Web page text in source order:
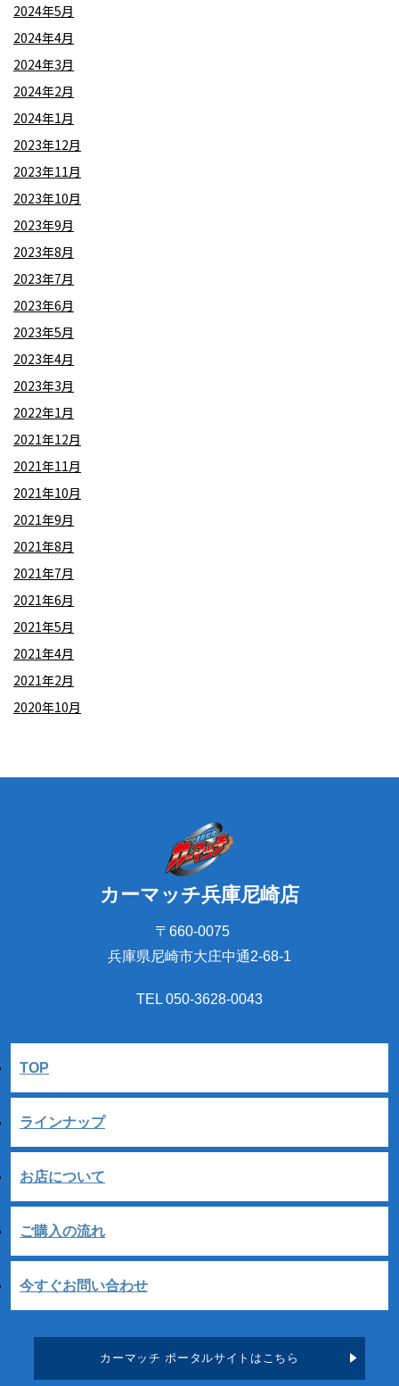
2024年5月
2024年4月
2024年3月
2024年2月
2024年1月
2023年12月
2023年11月
2023年10月
2023年9月
2023年8月
2023年7月
2023年6月
2023年5月
2023年4月
2023年3月
2022年1月
2021年12月
2021年11月
2021年10月
2021年9月
2021年8月
2021年7月
2021年6月
2021年5月
2021年4月
2021年2月
2020年10月
カーマッチ兵庫尼崎店
〒660-0075
兵庫県尼崎市大庄中通2-68-1
TEL 050-3628-0043
TOP
ラインナップ
お店について
ご購入の流れ
今すぐお問い合わせ
カーマッチ ポータルサイトはこちら